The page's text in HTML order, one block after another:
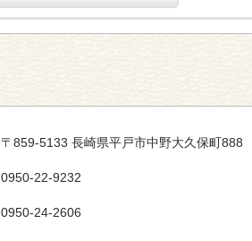
〒859-5133 長崎県平戸市中野大久保町888
0950-22-9232
0950-24-2606